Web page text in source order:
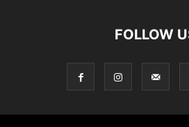
FOLLOW